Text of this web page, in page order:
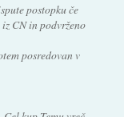
postopku če
CN in podvrženo
posredovan v